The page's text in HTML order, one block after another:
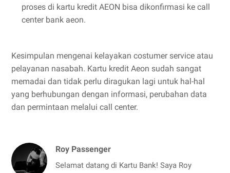
proses di kartu kredit AEON bisa dikonfirmasi ke call
center bank aeon.
Kesimpulan mengenai kelayakan costumer service atau
pelayanan nasabah. Kartu kredit Aeon sudah sangat
memadai dan tidak perlu diragukan lagi untuk hal-hal
yang berhubungan dengan informasi, perubahan data
dan permintaan melalui call center.
Roy Passenger
Selamat datang di Kartu Bank! Saya Roy